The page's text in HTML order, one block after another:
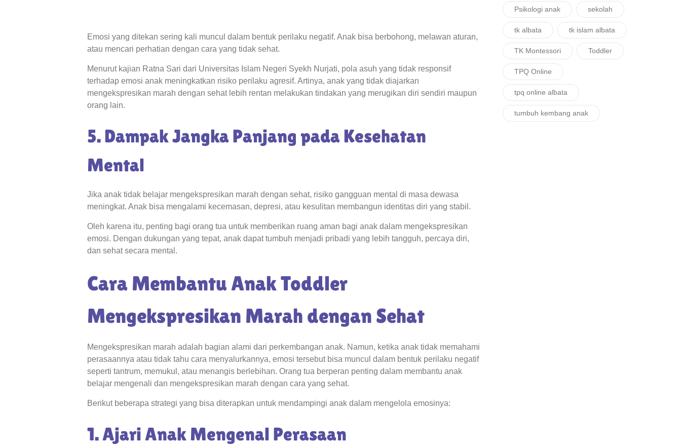
Emosi yang ditekan sering kali muncul dalam bentuk perilaku negatif. Anak bisa berbohong, melawan aturan,
atau mencari perhatian dengan cara yang tidak sehat.
Menurut kajian Ratna Sari dari Universitas Islam Negeri Syekh Nurjati, pola asuh yang tidak responsif
terhadap emosi anak meningkatkan risiko perilaku agresif. Artinya, anak yang tidak diajarkan
mengekspresikan marah dengan sehat lebih rentan melakukan tindakan yang merugikan diri sendiri maupun
orang lain.
5. Dampak Jangka Panjang pada Kesehatan
Mental
Jika anak tidak belajar mengekspresikan marah dengan sehat, risiko gangguan mental di masa dewasa
meningkat. Anak bisa mengalami kecemasan, depresi, atau kesulitan membangun identitas diri yang stabil.
Oleh karena itu, penting bagi orang tua untuk memberikan ruang aman bagi anak dalam mengekspresikan
emosi. Dengan dukungan yang tepat, anak dapat tumbuh menjadi pribadi yang lebih tangguh, percaya diri,
dan sehat secara mental.
Cara Membantu Anak Toddler
Mengekspresikan Marah dengan Sehat
Mengekspresikan marah adalah bagian alami dari perkembangan anak. Namun, ketika anak tidak memahami
perasaannya atau tidak tahu cara menyalurkannya, emosi tersebut bisa muncul dalam bentuk perilaku negatif
seperti tantrum, memukul, atau menangis berlebihan. Orang tua berperan penting dalam membantu anak
belajar mengenali dan mengekspresikan marah dengan cara yang sehat.
Berikut beberapa strategi yang bisa diterapkan untuk mendampingi anak dalam mengelola emosinya:
1. Ajari Anak Mengenal Perasaan
Psikologi anak sekolah
tk albata tk islam albata
TK Montessori Toddler
TPQ Online
tpq online albata
tumbuh kembang anak